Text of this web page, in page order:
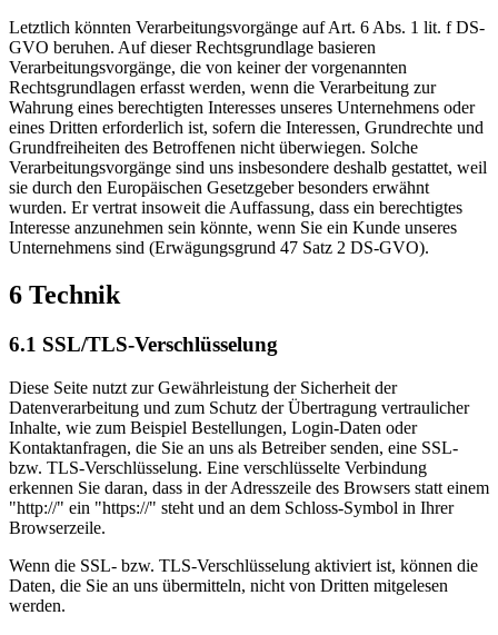
Letztlich könnten Verarbeitungsvorgänge auf Art. 6 Abs. 1 lit. f DS-
GVO beruhen. Auf dieser Rechtsgrundlage basieren
Verarbeitungsvorgänge, die von keiner der vorgenannten
Rechtsgrundlagen erfasst werden, wenn die Verarbeitung zur
Wahrung eines berechtigten Interesses unseres Unternehmens oder
eines Dritten erforderlich ist, sofern die Interessen, Grundrechte und
Grundfreiheiten des Betroffenen nicht überwiegen. Solche
Verarbeitungsvorgänge sind uns insbesondere deshalb gestattet, weil
sie durch den Europäischen Gesetzgeber besonders erwähnt
wurden. Er vertrat insoweit die Auffassung, dass ein berechtigtes
Interesse anzunehmen sein könnte, wenn Sie ein Kunde unseres
Unternehmens sind (Erwägungsgrund 47 Satz 2 DS-GVO).
6 Technik
6.1 SSL/TLS-Verschlüsselung
Diese Seite nutzt zur Gewährleistung der Sicherheit der
Datenverarbeitung und zum Schutz der Übertragung vertraulicher
Inhalte, wie zum Beispiel Bestellungen, Login-Daten oder
Kontaktanfragen, die Sie an uns als Betreiber senden, eine SSL-
bzw. TLS-Verschlüsselung. Eine verschlüsselte Verbindung
erkennen Sie daran, dass in der Adresszeile des Browsers statt einem
"http://" ein "https://" steht und an dem Schloss-Symbol in Ihrer
Browserzeile.
Wenn die SSL- bzw. TLS-Verschlüsselung aktiviert ist, können die
Daten, die Sie an uns übermitteln, nicht von Dritten mitgelesen
werden.